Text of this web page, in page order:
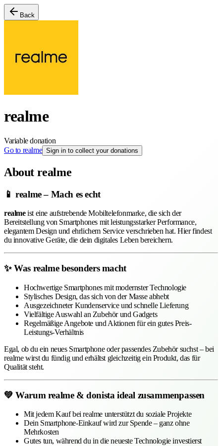
Back
realme
Variable donation
Go to realme Sign in to collect your donations
About realme
📱 realme – Mach es echt
realmeist eine aufstrebende Mobiltelefonmarke, die sich der
Bereitstellung von Smartphones mit leistungsstarker Performance,
elegantem Design und ehrlichem Service verschrieben hat. Hier findest
du innovative Geräte, die dein digitales Leben bereichern.
✨ Was realme besonders macht
Hochwertige Smartphones mit modernster Technologie
Stylisches Design, das sich von der Masse abhebt
Ausgezeichneter Kundenservice und schnelle Lieferung
Vielfältige Auswahl an Zubehör und Gadgets
Regelmäßige Angebote und Aktionen für ein gutes Preis-
Leistungs-Verhältnis
Egal, ob du ein neues Smartphone oder passendes Zubehör suchst – bei
realme wirst du fündig und erhältst gleichzeitig ein Produkt, das für
Qualität steht.
💚 Warum realme & donista ideal zusammenpassen
Mit jedem Kauf bei realme unterstützt du soziale Projekte
Dein Smartphone-Einkauf wird zur Spende – ganz ohne
Mehrkosten
Gutes tun, während du in die neueste Technologie investierst